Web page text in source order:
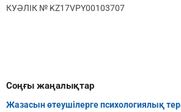
КУӘЛІК № KZ17VPY00103707
Соңғы жаңалықтар
Жазасын өтеушілерге психологиялық